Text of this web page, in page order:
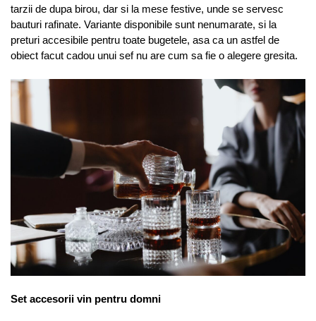
tarzii de dupa birou, dar si la mese festive, unde se servesc
bauturi rafinate. Variante disponibile sunt nenumarate, si la
preturi accesibile pentru toate bugetele, asa ca un astfel de
obiect facut cadou unui sef nu are cum sa fie o alegere gresita.
Set accesorii vin pentru domni